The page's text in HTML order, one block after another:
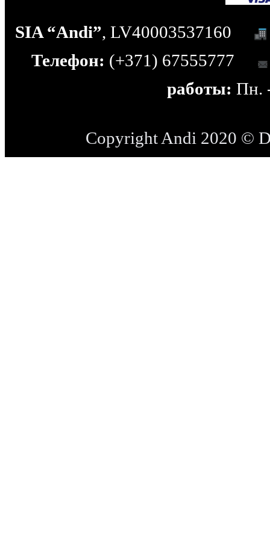
SIA “Andi”, LV40003537160
Телефон: (+371) 67555777
работы: Пн.
Copyright Andi 2020 ©